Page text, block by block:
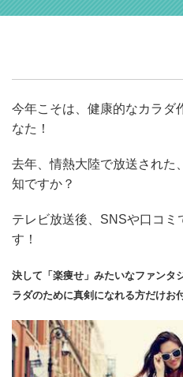
今年こそは、健康的なカラダ
なた！
去年、情熱大陸で放送された
知ですか？
テレビ放送後、SNSや口コ
す！
決して「楽痩せ」みたいなファンタ
ラダのために真剣になれる方だけお